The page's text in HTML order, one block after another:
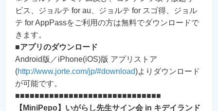
ビス、ジョルテ for au、ジョルテ for スゴ得、ジョル
テ for AppPassをご利用の方は無料でダウンロードで
きます。
■アプリのダウンロード
Android版／iPhone(iOS)版 アプリストア
(http://www.jorte.com/jp/#download)よりダウンロード
が可能です。
■■■■■■■■■■■■■■■■■■■■■■■■■■■■■■
【MiniPepo】いがらし先生サイン会 in キデイランド